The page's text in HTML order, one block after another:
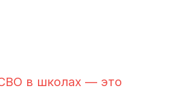
в школах — это